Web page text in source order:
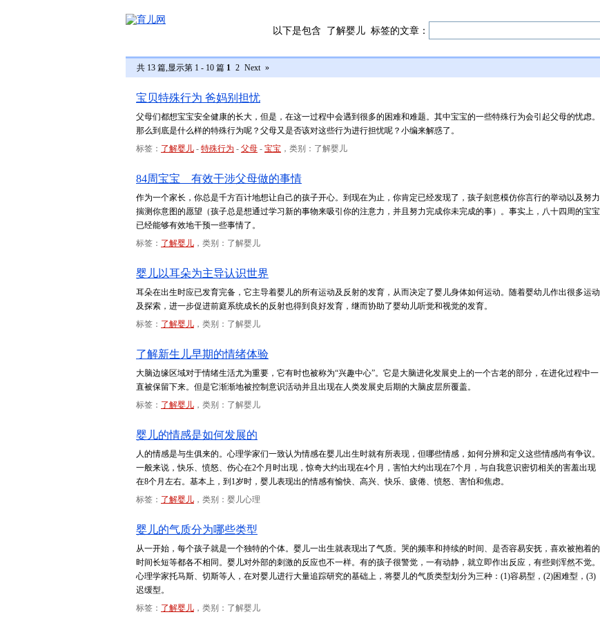
以下是包含 了解婴儿 标签的文章：
共 13 篇,显示第 1 - 10 篇 1 2 Next »
宝贝特殊行为 爸妈别担忧
父母们都想宝宝安全健康的长大，但是，在这一过程中会遇到很多的困难和难题。其中宝宝的一些特殊行为会引起父母的忧虑。
那么到底是什么样的特殊行为呢？父母又是否该对这些行为进行担忧呢？小编来解惑了。
标签： 了解婴儿 - 特殊行为 - 父母 - 宝宝 ，类别：了解婴儿
84周宝宝 有效干涉父母做的事情
作为一个家长，你总是千方百计地想让自己的孩子开心。到现在为止，你肯定已经发现了，孩子刻意模仿你言行的举动以及努力
揣测你意图的愿望（孩子总是想通过学习新的事物来吸引你的注意力，并且努力完成你未完成的事）。事实上，八十四周的宝宝
已经能够有效地干预一些事情了。
标签： 了解婴儿 ，类别：了解婴儿
婴儿以耳朵为主导认识世界
耳朵在出生时应已发育完备，它主导着婴儿的所有运动及反射的发育，从而决定了婴儿身体如何运动。随着婴幼儿作出很多运动
及探索，进一步促进前庭系统成长的反射也得到良好发育，继而协助了婴幼儿听觉和视觉的发育。
标签： 了解婴儿 ，类别：了解婴儿
了解新生儿早期的情绪体验
大脑边缘区域对于情绪生活尤为重要，它有时也被称为“兴趣中心”。它是大脑进化发展史上的一个古老的部分，在进化过程中一
直被保留下来。但是它渐渐地被控制意识活动并且出现在人类发展史后期的大脑皮层所覆盖。
标签： 了解婴儿 ，类别：了解婴儿
婴儿的情感是如何发展的
人的情感是与生俱来的。心理学家们一致认为情感在婴儿出生时就有所表现，但哪些情感，如何分辨和定义这些情感尚有争议。
一般来说，快乐、愤怒、伤心在2个月时出现，惊奇大约出现在4个月，害怕大约出现在7个月，与自我意识密切相关的害羞出现
在8个月左右。基本上，到1岁时，婴儿表现出的情感有愉快、高兴、快乐、疲倦、愤怒、害怕和焦虑。
标签： 了解婴儿 ，类别：婴儿心理
婴儿的气质分为哪些类型
从一开始，每个孩子就是一个独特的个体。婴儿一出生就表现出了气质。哭的频率和持续的时间、是否容易安抚，喜欢被抱着的
时间长短等都各不相同。婴儿对外部的刺激的反应也不一样。有的孩子很警觉，一有动静，就立即作出反应，有些则浑然不觉。
心理学家托马斯、切斯等人，在对婴儿进行大量追踪研究的基础上，将婴儿的气质类型划分为三种：(1)容易型，(2)困难型，(3)
迟缓型。
标签： 了解婴儿 ，类别：了解婴儿